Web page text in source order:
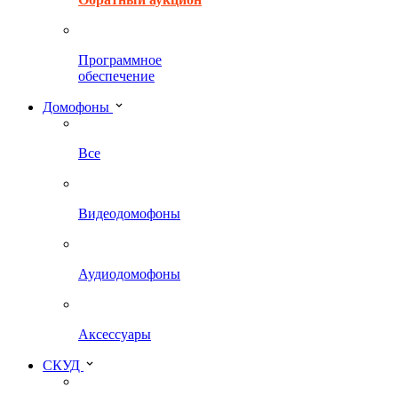
Программное
обеспечение
Домофоны
Все
Видеодомофоны
Аудиодомофоны
Аксессуары
СКУД